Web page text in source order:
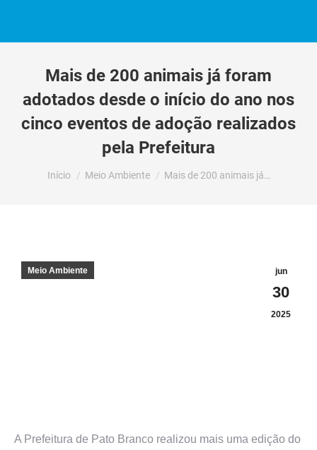
Mais de 200 animais já foram
adotados desde o início do ano nos
cinco eventos de adoção realizados
pela Prefeitura
Você está aqui:
Início Meio Ambiente Mais de 200 animais já…
jun
30
2025
Meio Ambiente
A Prefeitura de Pato Branco realizou mais uma edição do